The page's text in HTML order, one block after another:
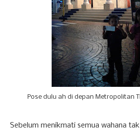
Pose dulu ah di depan Metropolitan
Sebelum menikmati semua wahana